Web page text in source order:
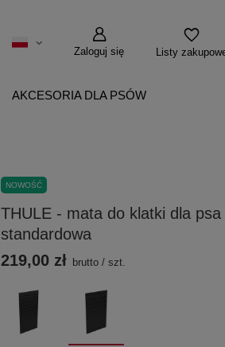
Zaloguj się Listy
AKCESORIA DLA PSÓW
NOWOŚĆ
THULE - mata do klatki dla psa
standardowa
219,00 zł brutto /szt.